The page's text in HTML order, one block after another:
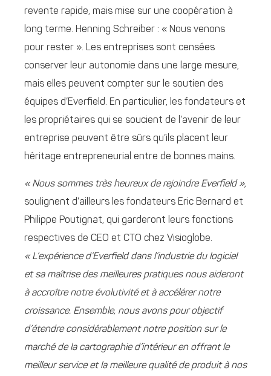
revente rapide, mais mise sur une coopération à
long terme. Henning Schreiber : « Nous venons
pour rester ». Les entreprises sont censées
conserver leur autonomie dans une large mesure,
mais elles peuvent compter sur le soutien des
équipes d’Everfield. En particulier, les fondateurs et
les propriétaires qui se soucient de l’avenir de leur
entreprise peuvent être sûrs qu’ils placent leur
héritage entrepreneurial entre de bonnes mains.
« Nous sommes très heureux de rejoindre Everfield »,
soulignent d’ailleurs les fondateurs Eric Bernard et
Philippe Poutignat, qui garderont leurs fonctions
respectives de CEO et CTO chez Visioglobe.
« L’expérience d’Everfield dans l’industrie du logiciel
et sa maîtrise des meilleures pratiques nous aideront
à accroître notre évolutivité et à accélérer notre
croissance. Ensemble, nous avons pour objectif
d’étendre considérablement notre position sur le
marché de la cartographie d’intérieur en offrant le
meilleur service et la meilleure qualité de produit à nos